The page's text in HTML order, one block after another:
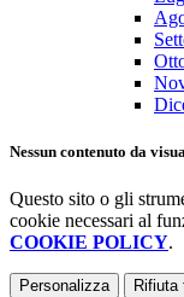
Nessun contenuto da
Questo sito o gli
cookie necessari al
COOKIE POLICY.
Personalizza Rifiuta